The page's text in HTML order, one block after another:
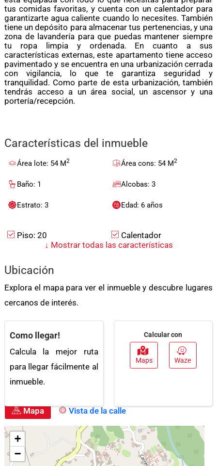
tus comidas favoritas, y cuenta con un calentador para
garantizarte agua caliente cuando lo necesites. También
tiene un depósito para almacenar tus pertenencias, y una
zona de lavandería para que puedas mantener siempre
tu ropa limpia y ordenada. En cuanto a sus
características externas, este apartamento tiene acceso
pavimentado y se encuentra en una urbanización cerrada
con vigilancia, lo que te garantiza seguridad y
tranquilidad. Como parte de esta urbanización, también
tendrás acceso a un área social, un ascensor y una
portería/recepción.
Características del inmueble
Área lote: 54 M2 Área cons: 54 M2
Baño: 1 Alcobas: 3
Estrato: 3 Edad: 6 años
Piso: 20
Calentador
Vigilancia
Intercomunicador
Gas Domiciliario
Centros Comerciales
Colegios /
Portería / Recepción
Urbanización Cerrada
Zonas Deportivas
Agua
Clósets
Gimnasio
Admite Mascotas
Cocina Integral
Suelo De Cerámica /
Mármol
Acceso Pavimentado
Cerca Zona Urbana
↓ Mostrar todas las características
Ubicación
Explora el mapa para ver el inmueble y descubre lugares
cercanos de interés.
Como llegar!
Calcula la mejor ruta
para llegar fácilmente al
inmueble.
Calcular con
Maps Waze
Mapa Vista de la calle